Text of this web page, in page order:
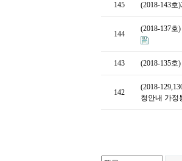
145 (2018-143
144
(2018-137
143 (2018-135
142
(2018-
청안내 가